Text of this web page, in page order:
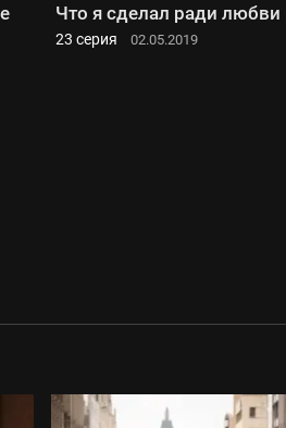
Что я сделал ради любви
23 серия 02.05.2019